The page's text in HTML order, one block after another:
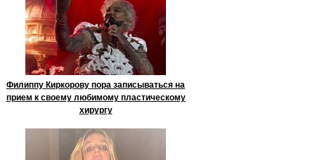
Филиппу Киркорову пора записываться на
прием к своему любимому пластическому
хирургу